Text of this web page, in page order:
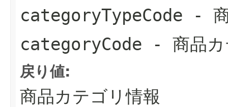
categoryTypeCode - 商
categoryCode - 商品カ
戻り値:
商品カテゴリ情報